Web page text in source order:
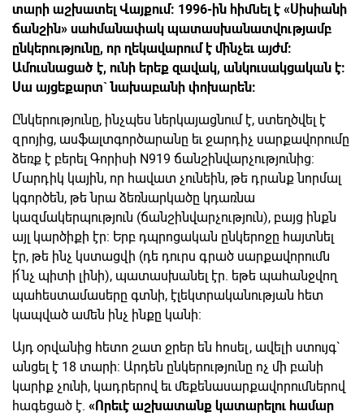
տարի աշխատել Վայքում: 1996-ին հիմնել է «Սիսիանի
ճանշին» սահմանափակ պատասխանատվությամբ
ընկերությունը, որ ղեկավարում է մինչեւ այժմ:
Ամուսնացած է, ունի երեք զավակ, անկուսակցական է:
Սա այցեքարտ` նախաբանի փոխարեն:
Ընկերությունը, ինչպես ներկայացնում է, ստեղծվել է
զրոյից, ասֆալտգործարանը եւ ջարդիչ սարքավորումը
ձեռք է բերել Գորիսի N919 ճանշինվարչությունից:
Մարդիկ կային, որ հավատ չունեին, թե դրանք նորմալ
կգործեն, թե նրա ձեռնարկածը կդառնա
կազմակերպություն (ճանշինվարչություն), բայց ինքն
այլ կարծիքի էր: Երբ դպրոցական ընկերոջը հայտնել
էր, թե ինչ կստացվի (դե դուրս գրած սարքավորումն
ի՜նչ պիտի լինի), պատասխանել էր. եթե պահանջվող
պահեստամասերը գտնի, էլեկտրականության հետ
կապված ամեն ինչ ինքը կանի:
Այդ օրվանից հետո շատ ջրեր են հոսել, ավելի ստույգ`
անցել է 18 տարի: Արդեն ընկերությունը ոչ մի բանի
կարիք չունի, կադրերով եւ մեքենասարքավորումներով
հագեցած է. «Որեւէ աշխատանք կատարելու համար